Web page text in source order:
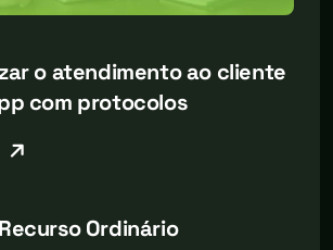
o atendimento ao cliente
com protocolos
Ordinário